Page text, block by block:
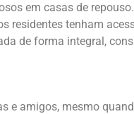
em casas de
residentes tenham
de forma integral,
amigos, mesmo